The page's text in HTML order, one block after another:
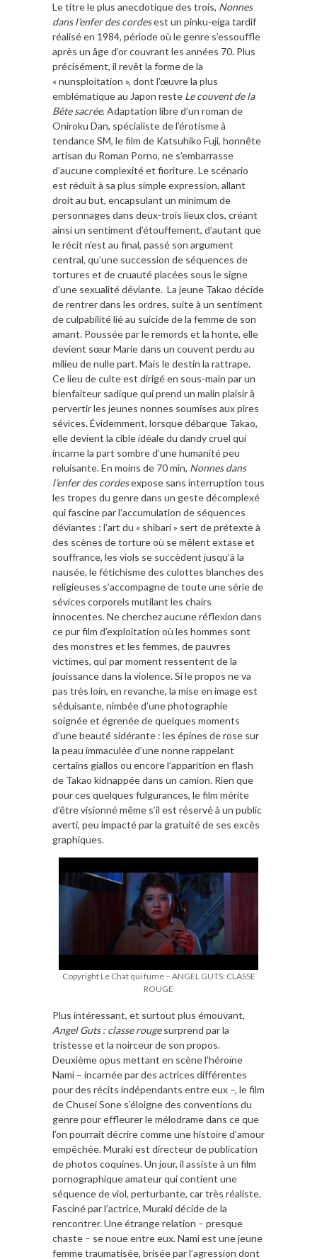
Le titre le plus anecdotique des trois, Nonnes
dans l’enfer des cordesest un pinku-eiga tardif
réalisé en 1984, période où le genre s’essouffle
après un âge d’or couvrant les années 70. Plus
précisément, il revêt la forme de la
« nunsploitation », dont l’œuvre la plus
emblématique au Japon reste Le couvent de la
Bête sacrée. Adaptation libre d’un roman de
Oniroku Dan, spécialiste de l’érotisme à
tendance SM, le film de Katsuhiko Fuji, honnête
artisan du Roman Porno, ne s’embarrasse
d’aucune complexité et fioriture. Le scénario
est réduit à sa plus simple expression, allant
droit au but, encapsulant un minimum de
personnages dans deux-trois lieux clos, créant
ainsi un sentiment d’étouffement, d’autant que
le récit n’est au final, passé son argument
central, qu’une succession de séquences de
tortures et de cruauté placées sous le signe
d’une sexualité déviante. La jeune Takao décide
de rentrer dans les ordres, suite à un sentiment
de culpabilité lié au suicide de la femme de son
amant. Poussée par le remords et la honte, elle
devient sœur Marie dans un couvent perdu au
milieu de nulle part. Mais le destin la rattrape.
Ce lieu de culte est dirigé en sous-main par un
bienfaiteur sadique qui prend un malin plaisir à
pervertir les jeunes nonnes soumises aux pires
sévices. Évidemment, lorsque débarque Takao,
elle devient la cible idéale du dandy cruel qui
incarne la part sombre d’une humanité peu
reluisante. En moins de 70 min, Nonnes dans
l’enfer des cordesexpose sans interruption tous
les tropes du genre dans un geste décomplexé
qui fascine par l’accumulation de séquences
déviantes : l’art du « shibari » sert de prétexte à
des scènes de torture où se mêlent extase et
souffrance, les viols se succèdent jusqu’à la
nausée, le fétichisme des culottes blanches des
religieuses s’accompagne de toute une série de
sévices corporels mutilant les chairs
innocentes. Ne cherchez aucune réflexion dans
ce pur film d’exploitation où les hommes sont
des monstres et les femmes, de pauvres
victimes, qui par moment ressentent de la
jouissance dans la violence. Si le propos ne va
pas très loin, en revanche, la mise en image est
séduisante, nimbée d’une photographie
soignée et égrenée de quelques moments
d’une beauté sidérante : les épines de rose sur
la peau immaculée d’une nonne rappelant
certains giallos ou encore l’apparition en flash
de Takao kidnappée dans un camion. Rien que
pour ces quelques fulgurances, le film mérite
d’être visionné même s’il est réservé à un public
averti, peu impacté par la gratuité de ses excès
graphiques.
Copyright Le Chat qui fume – ANGEL GUTS: CLASSE
ROUGE
Plus intéressant, et surtout plus émouvant,
Angel Guts : classe rougesurprend par la
tristesse et la noirceur de son propos.
Deuxième opus mettant en scène l’héroïne
Nami – incarnée par des actrices différentes
pour des récits indépendants entre eux –, le film
de Chusei Sone s’éloigne des conventions du
genre pour effleurer le mélodrame dans ce que
l’on pourrait décrire comme une histoire d’amour
empêchée. Muraki est directeur de publication
de photos coquines. Un jour, il assiste à un film
pornographique amateur qui contient une
séquence de viol, perturbante, car très réaliste.
Fasciné par l’actrice, Muraki décide de la
rencontrer. Une étrange relation – presque
chaste – se noue entre eux. Nami est une jeune
femme traumatisée, brisée par l’agression dont